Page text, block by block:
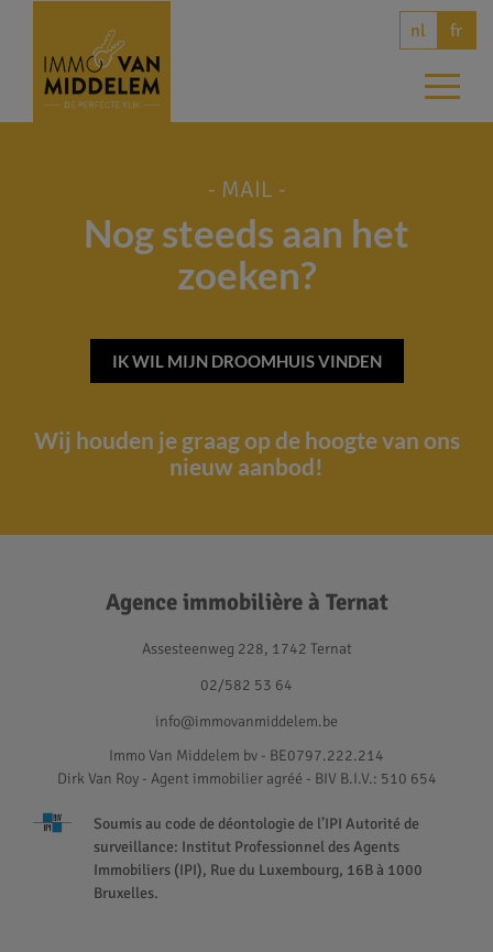
nl fr
- MAIL -
Nog steeds aan het
zoeken?
IK WIL MIJN DROOMHUIS VINDEN
Wij houden je graag op de hoogte van ons
nieuw aanbod!
Agence immobilière à Ternat
Assesteenweg 228, 1742 Ternat
02/582 53 64
info@immovanmiddelem.be
Immo Van Middelem bv - BE0797.222.214
Dirk Van Roy - Agent immobilier agréé - BIV B.I.V.: 510 654
Soumis au code de déontologie de l’IPI Autorité de
surveillance: Institut Professionnel des Agents
Immobiliers (IPI), Rue du Luxembourg, 16B à 1000
Bruxelles.